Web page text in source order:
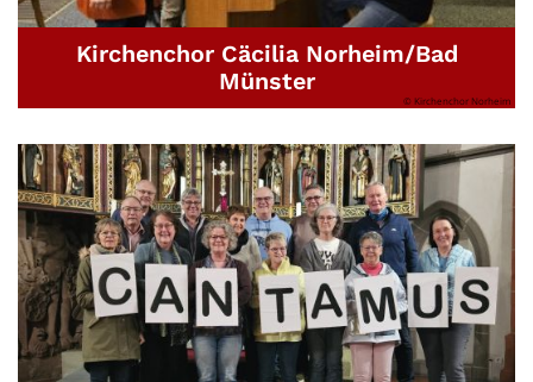
Kirchenchor Cäcilia Norheim/Bad
Münster
© Kirchenchor Norheim